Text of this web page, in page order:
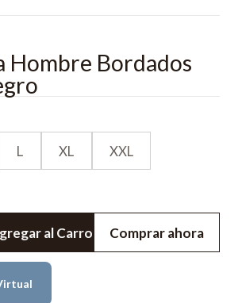
Hombre Bordados
L XL XXL
al Carro Comprar ahora